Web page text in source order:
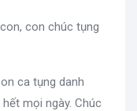
con chúc tụng
ca tụng danh
mọi ngày. Chúc